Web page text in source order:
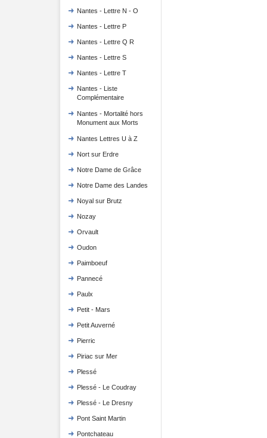
Nantes - Lettre N - O
Nantes - Lettre P
Nantes - Lettre Q R
Nantes - Lettre S
Nantes - Lettre T
Nantes - Liste
Complémentaire
Nantes - Mortalité hors
Monument aux Morts
Nantes Lettres U à Z
Nort sur Erdre
Notre Dame de Grâce
Notre Dame des Landes
Noyal sur Brutz
Nozay
Orvault
Oudon
Paimboeuf
Pannecé
Paulx
Petit - Mars
Petit Auverné
Pierric
Piriac sur Mer
Plessé
Plessé - Le Coudray
Plessé - Le Dresny
Pont Saint Martin
Pontchateau